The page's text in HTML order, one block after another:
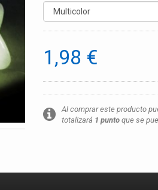
1,98 €
Al comprar este producto
totalizará 1 punto que se